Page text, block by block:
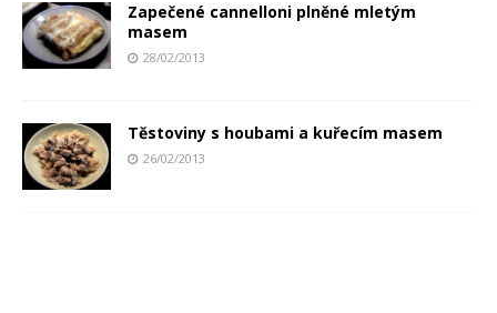
Zapečené cannelloni plněné mletým
masem
28/02/2013
Těstoviny s houbami a kuřecím masem
26/02/2013